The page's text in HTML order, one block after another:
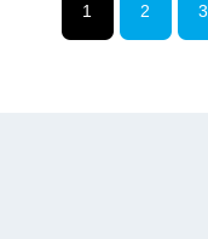
1 2 3